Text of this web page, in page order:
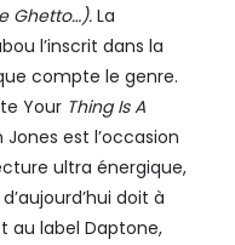
Ghetto…). La
l’inscrit dans la
compte le genre.
Your Thing Is A
est l’occasion
ultra énergique,
doit à
au label Daptone,